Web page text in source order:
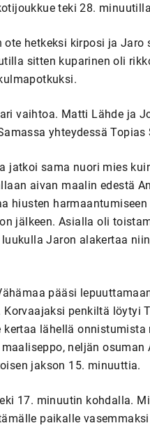
teki 28.
ote hetkeksi kirposi ja
sitten kuparinen oli
vaihtoa. Matti Lähde ja
yhteydessä
jatkoi sama nuori mies
aivan maalin edestä
hiusten
jälkeen. Asialla oli
Jaron alakertaa
pääsi
penkiltä löytyi
lähellä
neljän
jakson 15. minuuttia.
17. minuutin kohdalla.
paikalle